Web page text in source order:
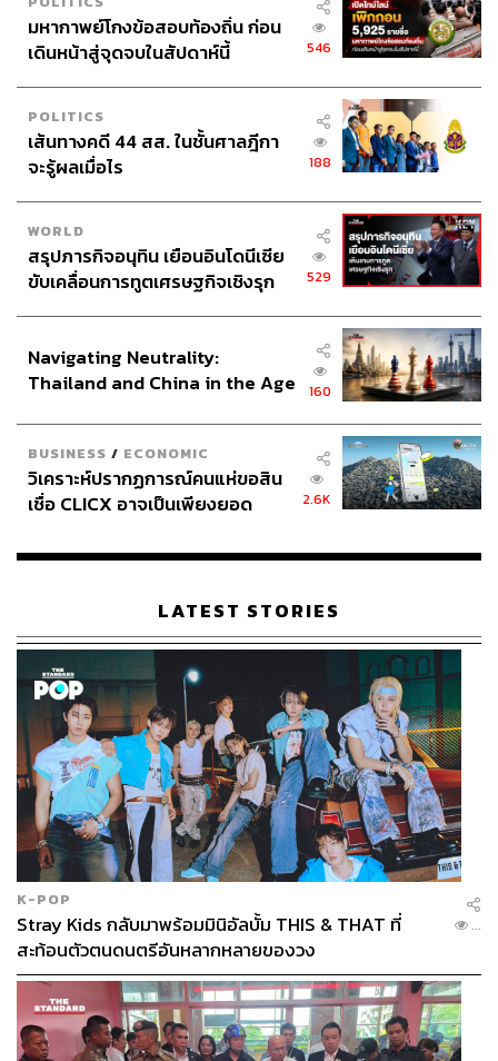
มหากาพย์โกงข้อสอบท้องถิ่น ก่อน
เดินหน้าสู่จุดจบในสัปดาห์นี้
546
POLITICS
เส้นทางคดี 44 สส. ในชั้นศาลฎีกา
จะรู้ผลเมื่อไร
188
WORLD
สรุปภารกิจอนุทิน เยือนอินโดนีเซีย
ขับเคลื่อนการทูตเศรษฐกิจเชิงรุก
529
Navigating Neutrality:
Thailand and China in the Age
160
BUSINESS / ECONOMIC
วิเคราะห์ปรากฏการณ์คนแห่ขอสิน
เชื่อ CLICX อาจเป็นเพียงยอด
เรือนไทยที่ถูกซุกไว้
2.6K
LATEST STORIES
K-POP
Stray Kids กลับมาพร้อมมินิอัลบั้ม THIS & THAT ที่
สะท้อนตัวตนดนตรีอันหลากหลายของวง
...